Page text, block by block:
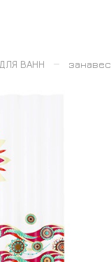
ВАНН –